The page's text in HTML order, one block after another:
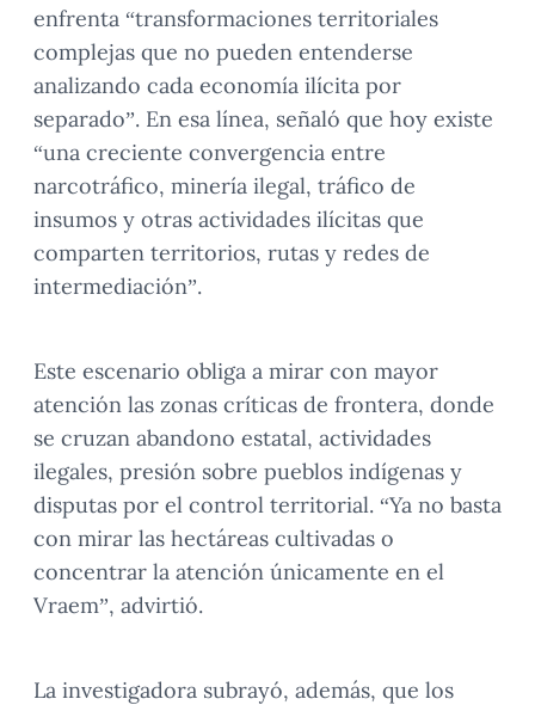
enfrenta “transformaciones territoriales
complejas que no pueden entenderse
analizando cada economía ilícita por
separado”. En esa línea, señaló que hoy existe
“una creciente convergencia entre
narcotráfico, minería ilegal, tráfico de
insumos y otras actividades ilícitas que
comparten territorios, rutas y redes de
intermediación”.
Este escenario obliga a mirar con mayor
atención las zonas críticas de frontera, donde
se cruzan abandono estatal, actividades
ilegales, presión sobre pueblos indígenas y
disputas por el control territorial. “Ya no basta
con mirar las hectáreas cultivadas o
concentrar la atención únicamente en el
Vraem”, advirtió.
La investigadora subrayó, además, que los